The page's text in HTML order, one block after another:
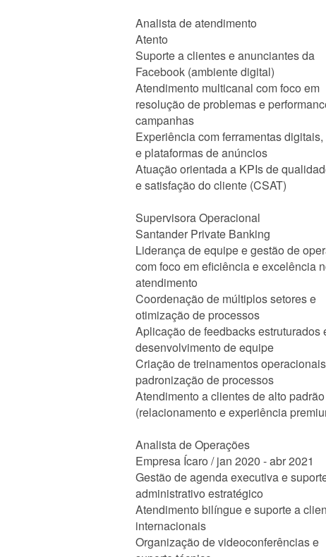
Analista de atendimento
Atento
Suporte a clientes e anunciantes da
Facebook (ambiente digital)
Atendimento multicanal com foco em
resolução de problemas e
campanhas
Experiência com ferramentas
e plataformas de anúncios
Atuação orientada a KPIs de
e satisfação do cliente (CSAT)
Supervisora Operacional
Santander Private Banking
Liderança de equipe e gestão de
com foco em eficiência e excelência
atendimento
Coordenação de múltiplos setores e
otimização de processos
Aplicação de feedbacks estruturados
desenvolvimento de equipe
Criação de treinamentos
padronização de processos
Atendimento a clientes de alto padrão
(relacionamento e experiência
Analista de Operações
Empresa Ícaro / jan 2020 - abr 2021
Gestão de agenda executiva e
administrativo estratégico
Atendimento bilíngue e suporte a
internacionais
Organização de videoconferências e